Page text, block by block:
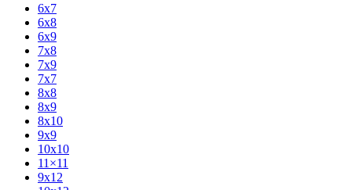
6x7
6x8
6x9
7x8
7x9
7x7
8x8
8x9
8x10
9x9
10x10
11×11
9x12